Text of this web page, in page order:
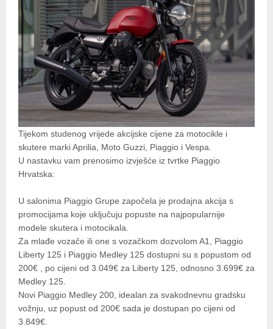
Tijekom studenog vrijede akcijske cijene za motocikle i
skutere marki Aprilia, Moto Guzzi, Piaggio i Vespa.
U nastavku vam prenosimo izvješće iz tvrtke Piaggio
Hrvatska:
U salonima Piaggio Grupe započela je prodajna akcija s
promocijama koje uključuju popuste na najpopularnije
modele skutera i motocikala.
Za mlađe vozače ili one s vozačkom dozvolom A1, Piaggio
Liberty 125 i Piaggio Medley 125 dostupni su s popustom od
200€ , po cijeni od 3.049€ za Liberty 125, odnosno 3.699€ za
Medley 125.
Novi Piaggio Medley 200, idealan za svakodnevnu gradsku
vožnju, uz popust od 200€ sada je dostupan po cijeni od
3.849€.